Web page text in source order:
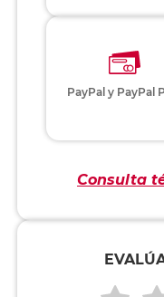
PayPal y PayPal
Consulta